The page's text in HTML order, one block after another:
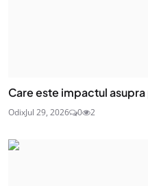
Care este impactul
OdixJul 29, 2026 0 2